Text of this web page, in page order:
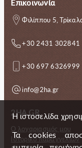
Επικοινωνία
Φιλίππου 5,
+30 2431 302841
+30 697 6326999
info@2ha.gr
2HA.GR
Ο λογαριασμός μου
Ιστορικό παραγγελιών
Η ιστοσελίδα
Τα cookies